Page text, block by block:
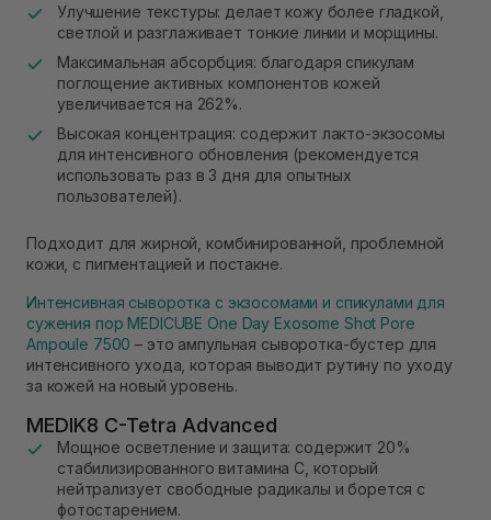
Улучшение текстуры: делает кожу более гладкой,
светлой и разглаживает тонкие линии и морщины.
Максимальная абсорбция: благодаря спикулам
поглощение активных компонентов кожей
увеличивается на 262%.
Высокая концентрация: содержит лакто-экзосомы
для интенсивного обновления (рекомендуется
использовать раз в 3 дня для опытных
пользователей).
Подходит для жирной, комбинированной, проблемной
кожи, с пигментацией и постакне.
Интенсивная сыворотка с экзосомами и спикулами для
сужения пор MEDICUBE One Day Exosome Shot Pore
Ampoule 7500 – это ампульная сыворотка-бустер для
интенсивного ухода, которая выводит рутину по уходу
за кожей на новый уровень.
MEDIK8 C-Tetra Advanced
Мощное осветление и защита: содержит 20%
стабилизированного витамина С, который
нейтрализует свободные радикалы и борется с
фотостарением.